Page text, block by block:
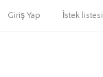
Giriş Yap İstek listesi